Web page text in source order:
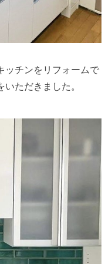
ッチンをリフォームで
ただきました。